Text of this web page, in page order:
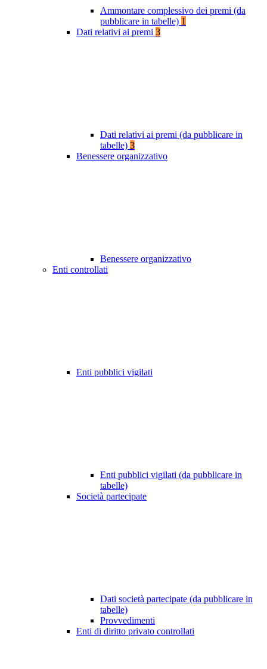
Ammontare complessivo dei premi (da
pubblicare in tabelle) 1
Dati relativi ai premi 3
Dati relativi ai premi (da pubblicare in
tabelle) 3
Benessere organizzativo
Benessere organizzativo
Enti controllati
Enti pubblici vigilati
Enti pubblici vigilati (da pubblicare in
tabelle)
Società partecipate
Dati società partecipate (da pubblicare in
tabelle)
Provvedimenti
Enti di diritto privato controllati